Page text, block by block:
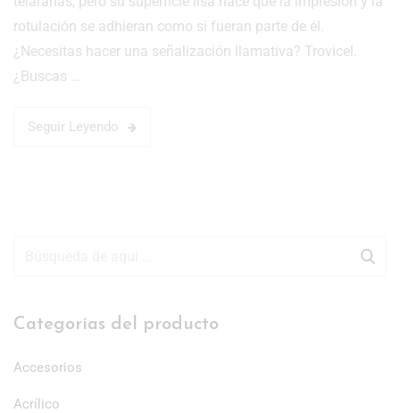
rotulación se adhieran como si fueran parte de él.
¿Necesitas hacer una señalización llamativa? Trovicel.
¿Buscas …
Seguir Leyendo
Categorías del producto
Accesorios
Acrílico